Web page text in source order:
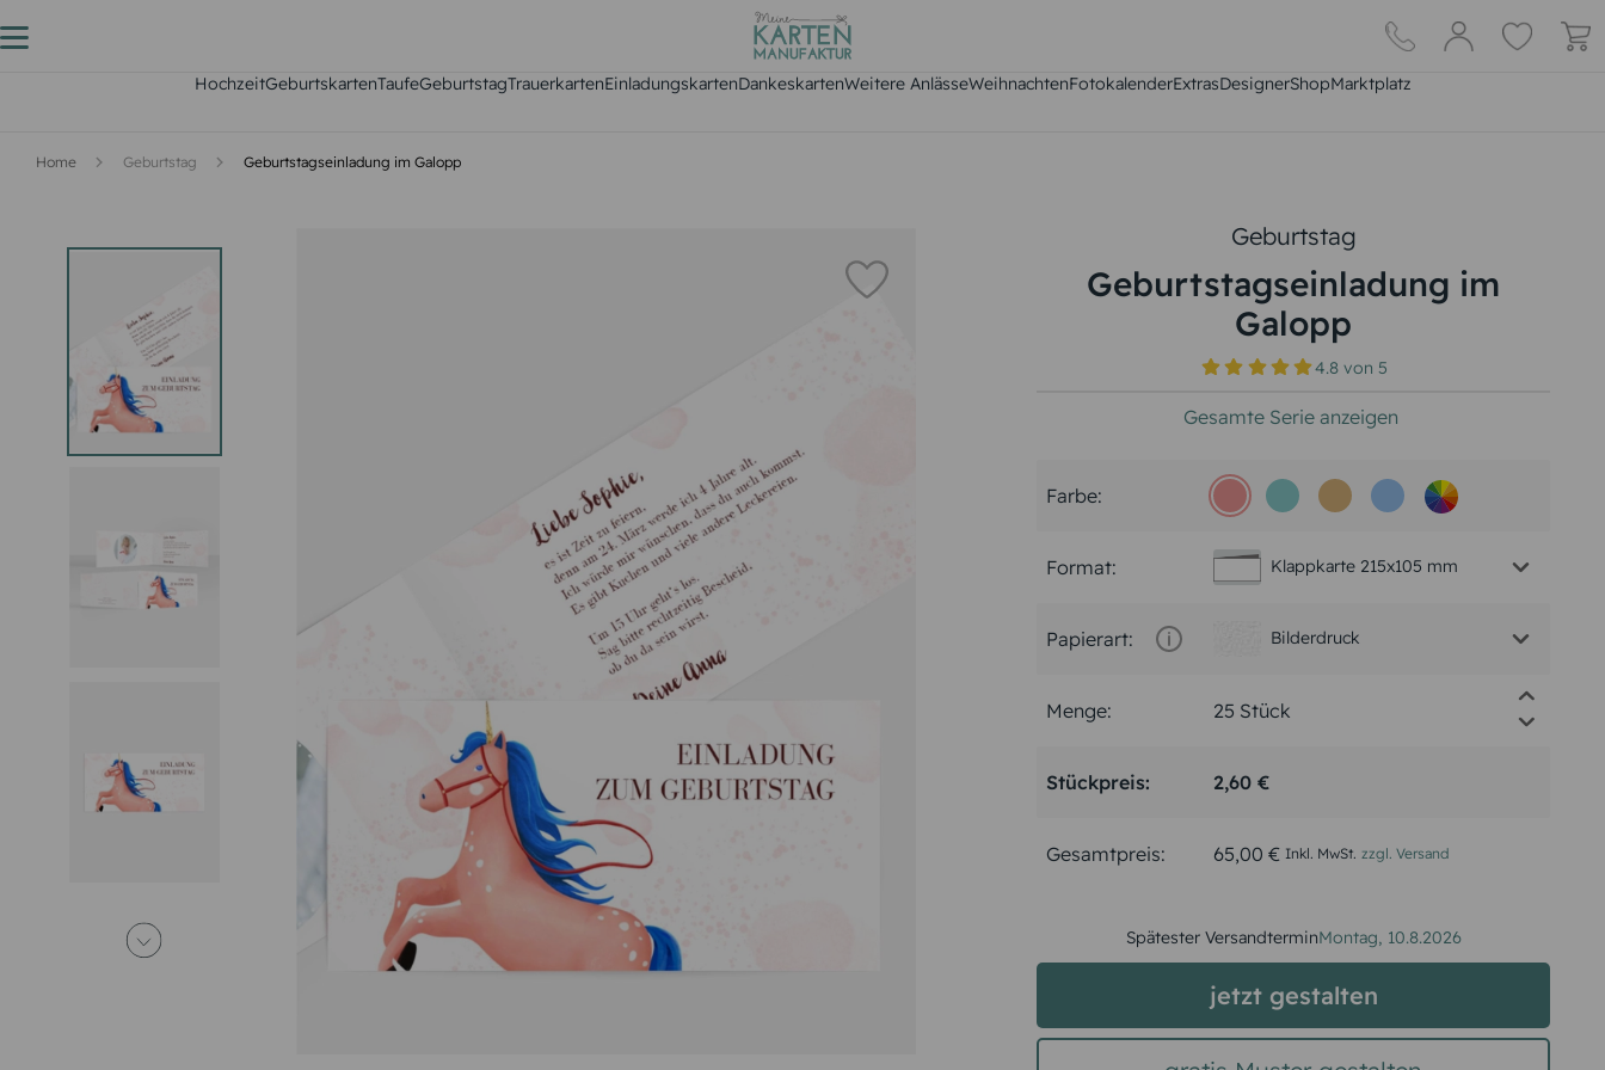
HochzeitGeburtskartenTaufeGeburtstagTrauerkartenEinladungskartenDankeskartenWeitere AnlässeWeihnachtenFotokalenderExtrasDesignerShopMarktplatz
Home Geburtstag Geburtstagseinladung im Galopp
Geburtstag
Geburtstagseinladung im
Galopp
4.8von 5
Gesamte Serie anzeigen
Farbe:
Format: Klappkarte 215x105 mm
Papierart: Bilderdruck
Menge:
Stückpreis: 2,60 €
Gesamtpreis: 65,00 € Inkl. MwSt. zzgl. Versand
Spätester VersandterminMontag, 10.8.2026
jetzt gestalten